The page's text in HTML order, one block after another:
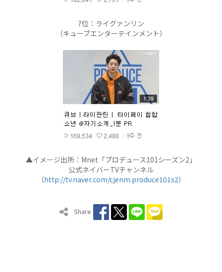
7位：ライグァンリン
（キューブエンターテインメント）
▲イメージ出所：Mnet「プロデュース101シーズン2」
公式ネイバーTVチャンネル
（http://tv.naver.com/cjenm.produce101s2）
Share